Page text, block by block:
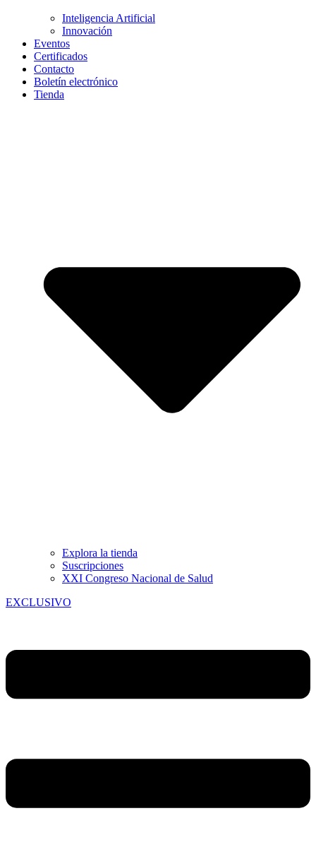
Inteligencia Artificial
Innovación
Eventos
Certificados
Contacto
Boletín electrónico
Tienda
Explora la tienda
Suscripciones
XXI Congreso Nacional de Salud
EXCLUSIVO